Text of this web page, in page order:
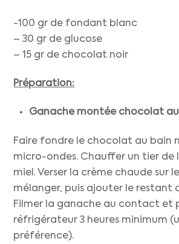
-100 gr de fondant blanc
– 30 gr de glucose
– 15 gr de chocolat noir
Préparation:
Ganache montée chocolat
Faire fondre le chocolat au bain
micro-ondes. Chauffer un tier de
miel. Verser la crème chaude sur
mélanger, puis ajouter le restant
Filmer la ganache au contact et
réfrigérateur 3 heures minimum
préférence).